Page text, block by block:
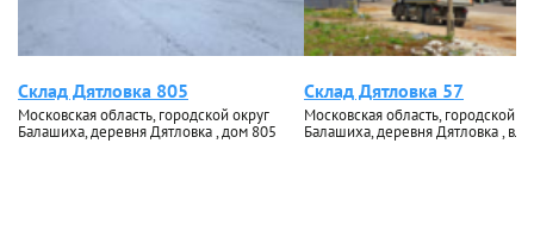
Склад Дятловка 805
Московская область, городской округ
Балашиха, деревня Дятловка , дом 805
Склад Дятловка 57
Московская область, городской
Балашиха, деревня Дятловка ,